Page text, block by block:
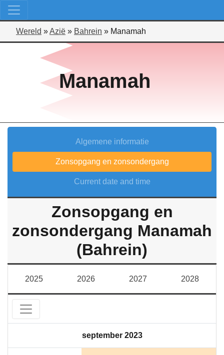
Wereld »Azië » Bahrein » Manamah
Manamah
Algemene informatie
Zonsopgang en zonsondergang
Current date and time
Zonsopgang en
zonsondergang Manamah
(Bahrein)
2025 2026 2027 2028
september 2023